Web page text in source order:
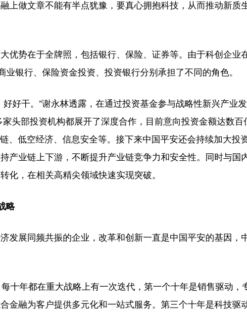
上做文章不能有半点犹豫，要真心拥抱科技，从而推动新质
势在于全牌照，包括银行、保险、证券等。由于科创企业
业银行、保险资金投资、投资银行分别承担了不同的角色。
干。”谢永林透露，在通过投资基金参与战略性新兴产业
家头部投资机构都展开了深度合作，目前意向投资金额达数
、低空经济、信息安全等。接下来中国平安还会持续加大投
产业链上下游，不断提升产业链竞争力和安全性。同时与国
化，在相关高精尖领域快速实现突破。
略
展同频共振的企业，改革和创新一直是中国平安的基因，
年都在重大战略上有一次迭代，第一个十年是销售驱动，
金融为客户提供多元化和一站式服务。第三个十年是科技驱